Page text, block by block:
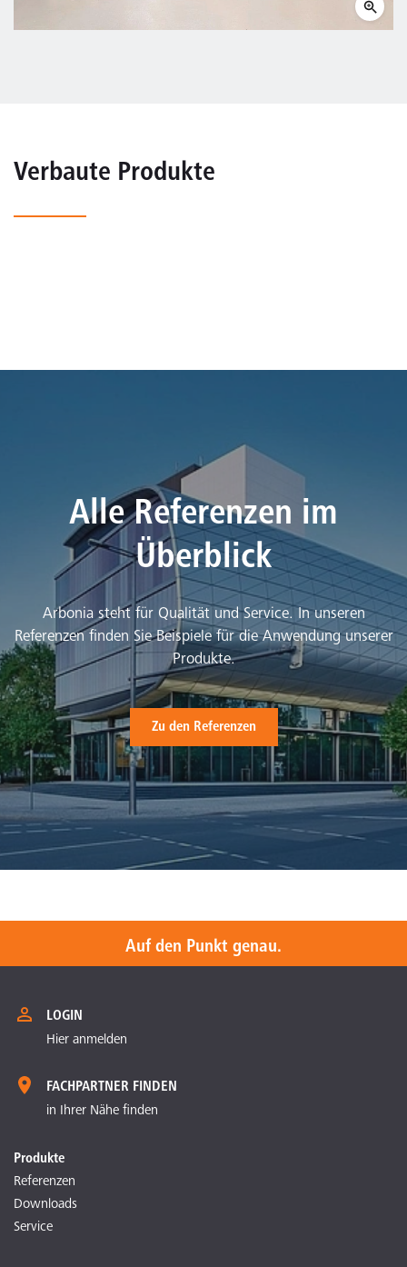
Verbaute Produkte
Alle Referenzen im
Überblick
Arbonia steht für Qualität und Service. In unseren
Referenzen finden Sie Beispiele für die Anwendung unserer
Produkte.
Zu den Referenzen
Auf den Punkt genau.
LOGIN
Hier anmelden
FACHPARTNER FINDEN
in Ihrer Nähe finden
Produkte
Referenzen
Downloads
Service